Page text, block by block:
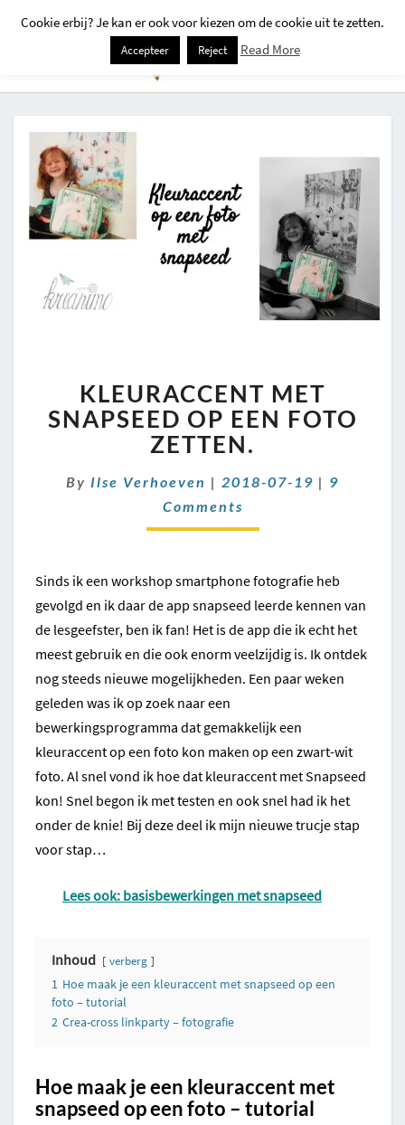
MET
SNAPSEED
OP
EEN
ZETTEN.
KLEURACCENT MET
SNAPSEED OP EEN FOTO
ZETTEN.
By Ilse Verhoeven | 2018-07-19 | 9
Comments
Sinds ik een workshop smartphone fotografie heb
gevolgd en ik daar de app snapseed leerde kennen van
de lesgeefster, ben ik fan! Het is de app die ik echt het
meest gebruik en die ook enorm veelzijdig is. Ik ontdek
nog steeds nieuwe mogelijkheden. Een paar weken
geleden was ik op zoek naar een
bewerkingsprogramma dat gemakkelijk een
kleuraccent op een foto kon maken op een zwart-wit
foto. Al snel vond ik hoe dat kleuraccent met Snapseed
kon! Snel begon ik met testen en ook snel had ik het
onder de knie! Bij deze deel ik mijn nieuwe trucje stap
voor stap…
Lees ook: basisbewerkingen met snapseed
Inhoud verberg
1 Hoe maak je een kleuraccent met snapseed op een
foto – tutorial
2 Crea-cross linkparty – fotografie
Hoe maak je een kleuraccent met
snapseed op een foto – tutorial
Cookie erbij? Je kan er ook voor kiezen om de cookie uit te zetten.
Accepteer Reject Read More